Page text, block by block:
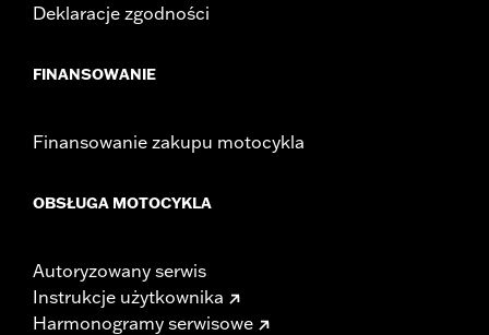
Deklaracje zgodności
FINANSOWANIE
Finansowanie zakupu motocykla
OBSŁUGA MOTOCYKLA
Autoryzowany serwis
Instrukcje użytkownika
Harmonogramy serwisowe